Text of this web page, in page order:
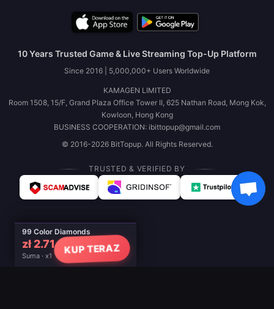
99 Color Diamonds
zł 2.71
Suma · x1
KUP TERAZ
10 Years Trusted Game & Live Streaming Top-Up Platform
Since 2016 | 5,000,000+ Users Worldwide
KAMAGEN LIMITED
Room 1508, 15/F, Grand Plaza Office Tower II, 625 Nathan Road, Mong Kok,
Kowloon, Hong Kong
BUSINESS COOPERATION: ibittopup@gmail.com
© 2016-2026 BitTopup. All Rights Reserved.
TRUSTED & VERIFIED BY